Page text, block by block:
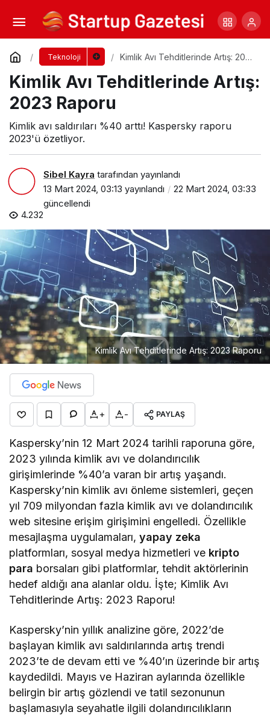
Teknoloji
Kimlik Avı Tehditlerinde Artış: 2023
Kimlik Avı Tehditlerinde Artış:
2023 Raporu
Kimlik avı saldırıları %40 arttı! Kaspersky raporu
2023'ü özetliyor.
Sibel Kayra tarafından yayınlandı
13 Mart 2024, 03:13 yayınlandı
22 Mart 2024, 03:33
güncellendi
4.232
Kimlik Avı Tehditlerinde Artış: 2023 Raporu
+ - PAYLAŞ
Kaspersky’nin 12 Mart 2024 tarihli raporuna göre,
2023 yılında kimlik avı ve dolandırıcılık
girişimlerinde %40’a varan bir artış yaşandı.
Kaspersky’nin kimlik avı önleme sistemleri, geçen
yıl 709 milyondan fazla kimlik avı ve dolandırıcılık
web sitesine erişim girişimini engelledi. Özellikle
mesajlaşma uygulamaları,yapay zeka
platformları, sosyal medya hizmetleri ve kripto
para borsaları gibi platformlar, tehdit aktörlerinin
hedef aldığı ana alanlar oldu. İşte; Kimlik Avı
Tehditlerinde Artış: 2023 Raporu!
Kaspersky’nin yıllık analizine göre, 2022’de
başlayan kimlik avı saldırılarında artış trendi
2023’te de devam etti ve %40’ın üzerinde bir artış
kaydedildi. Mayıs ve Haziran aylarında özellikle
belirgin bir artış gözlendi ve tatil sezonunun
başlamasıyla seyahatle ilgili dolandırıcılıkların
Kimlik Avı Tehditlerinde Artış: 2023 Raporu
Yorum Yap